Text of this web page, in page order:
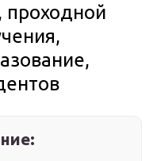
проходной